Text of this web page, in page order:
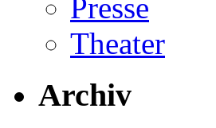
Presse
Theater
Archiv